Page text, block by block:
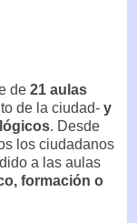
de 21 aulas
de la ciudad- y
. Desde
los ciudadanos
a las aulas
formación o